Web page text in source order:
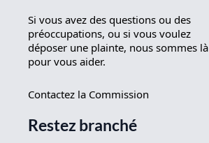
Si vous avez des questions ou des
préoccupations, ou si vous voulez
déposer une plainte, nous sommes là
pour vous aider.
Contactez la Commission
Restez branché